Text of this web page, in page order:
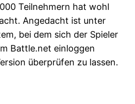
Teilnehmern hat wohl
Angedacht ist unter
bei dem sich der Spieler
Battle.net einloggen
überprüfen zu lassen.